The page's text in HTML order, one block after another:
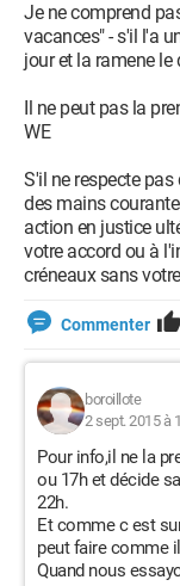
Je ne comprend
vacances" - s'il l'a
jour et la ramene le
Il ne peut pas la
WE
S'il ne respecte
des mains
action en justice
votre accord ou à
créneaux sans
Commenter
boroillote
2 sept. 2015 à
Pour info,il ne la
ou 17h et décide
22h.
Et comme c est
peut faire comme
Quand nous